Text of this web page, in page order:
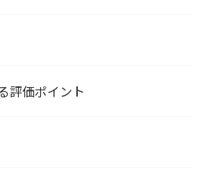
評価ポイント